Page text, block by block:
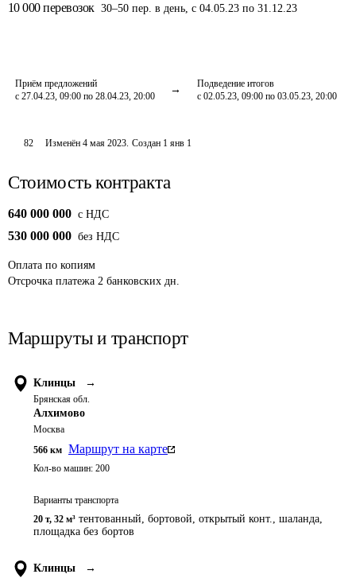
10 000 перевозок 30–50 пер. в день, с 04.05.23 по 31.12.23
Приём предложений
с 27.04.23, 09:00 по 28.04.23, 20:00
Подведение итогов
с 02.05.23, 09:00 по 03.05.23, 20:00
82 Изменён4 мая 2023. Создан 1 янв 1
Стоимость контракта
640 000 000 c НДС
530 000 000 без НДС
Оплата по копиям
Отсрочка платежа 2 банковских дн.
Маршруты и транспорт
Клинцы →
Брянская обл.
Алхимово
Москва
566 км Маршрут на карте
Кол-во машин: 200
Варианты транспорта
20 т, 32 м³ тентованный, бортовой, открытый конт., шаланда,
площадка без бортов
Клинцы →